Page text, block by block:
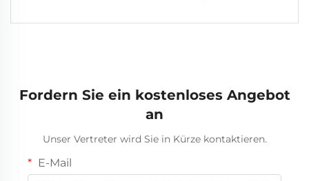
Fordern Sie ein kostenloses Angebot
an
Unser Vertreter wird Sie in Kürze kontaktieren.
E-Mail